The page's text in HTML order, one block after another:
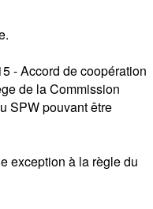
- Accord de coopération
de la Commission
SPW pouvant être
exception à la règle du